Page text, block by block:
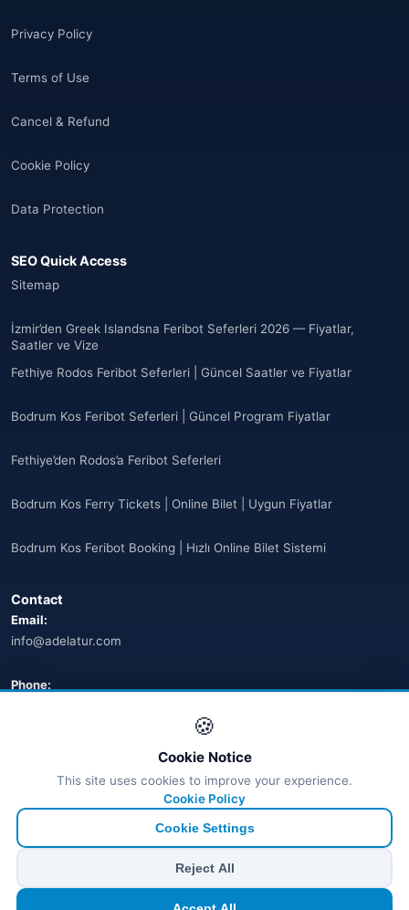
Privacy Policy
Terms of Use
Cancel & Refund
Cookie Policy
Data Protection
SEO Quick Access
Sitemap
İzmir’den Greek Islandsna Feribot Seferleri 2026 — Fiyatlar,
Saatler ve Vize
Fethiye Rodos Feribot Seferleri | Güncel Saatler ve Fiyatlar
Bodrum Kos Feribot Seferleri | Güncel Program Fiyatlar
Fethiye’den Rodos’a Feribot Seferleri
Bodrum Kos Ferry Tickets | Online Bilet | Uygun Fiyatlar
Bodrum Kos Feribot Booking | Hızlı Online Bilet Sistemi
Contact
Email:
info@adelatur.com
Phone:
€ EUR $ USD
🍪
Cookie Notice
This site uses cookies to improve your experience.
Cookie Policy
Cookie Settings
Reject All